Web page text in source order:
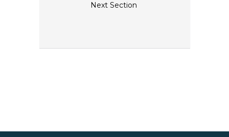
Next Section